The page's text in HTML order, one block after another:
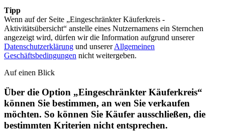
Tipp
Wenn auf der Seite „Eingeschränkter Käuferkreis -
Aktivitätsübersicht“ anstelle eines Nutzernamens ein Sternchen
angezeigt wird, dürfen wir die Information aufgrund unserer
Datenschutzerklärung und unsererAllgemeinen
Geschäftsbedingungen nicht weitergeben.
Auf einen Blick
Über die Option „Eingeschränkter Käuferkreis“
können Sie bestimmen, an wen Sie verkaufen
möchten. So können Sie Käufer ausschließen, die
bestimmten Kriterien nicht entsprechen.